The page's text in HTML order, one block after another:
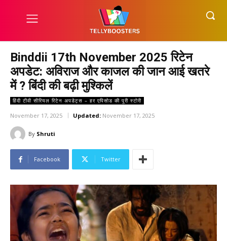
Binddii 17th November 2025 रिटेन
अपडेट: अविराज और काजल की जान आई खतरे
में ? बिंदी की बढ़ी मुश्किलें
हिंदी टीवी सीरियल रिटेन अपडेट्स – हर एपिसोड की पूरी स्टोरी
November 17, 2025 Updated: November 17, 2025
By Shruti
Facebook Twitter